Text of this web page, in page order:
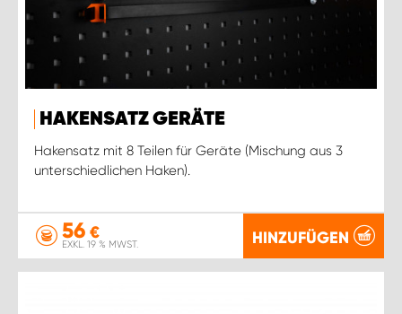
HAKENSATZ GERÄTE
Hakensatz mit 8 Teilen für Geräte (Mischung aus 3
unterschiedlichen Haken).
56 €
EXKL. 19 % MWST. HINZUFÜGEN